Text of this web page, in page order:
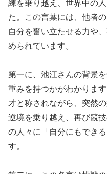
練を乗り越え、世界中の
た。この言葉には、他者
自分を奮い立たせる力や
められています。
第一に、池江さんの背景
重みを持つかがわかりま
才と称されながら、突然
逆境を乗り越え、再び競
の人々に「自分にもでき
す。